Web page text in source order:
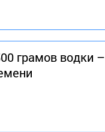
грамов водки –